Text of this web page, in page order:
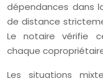
dépendances dans
de distance
Le notaire vérifie
chaque
Les situations